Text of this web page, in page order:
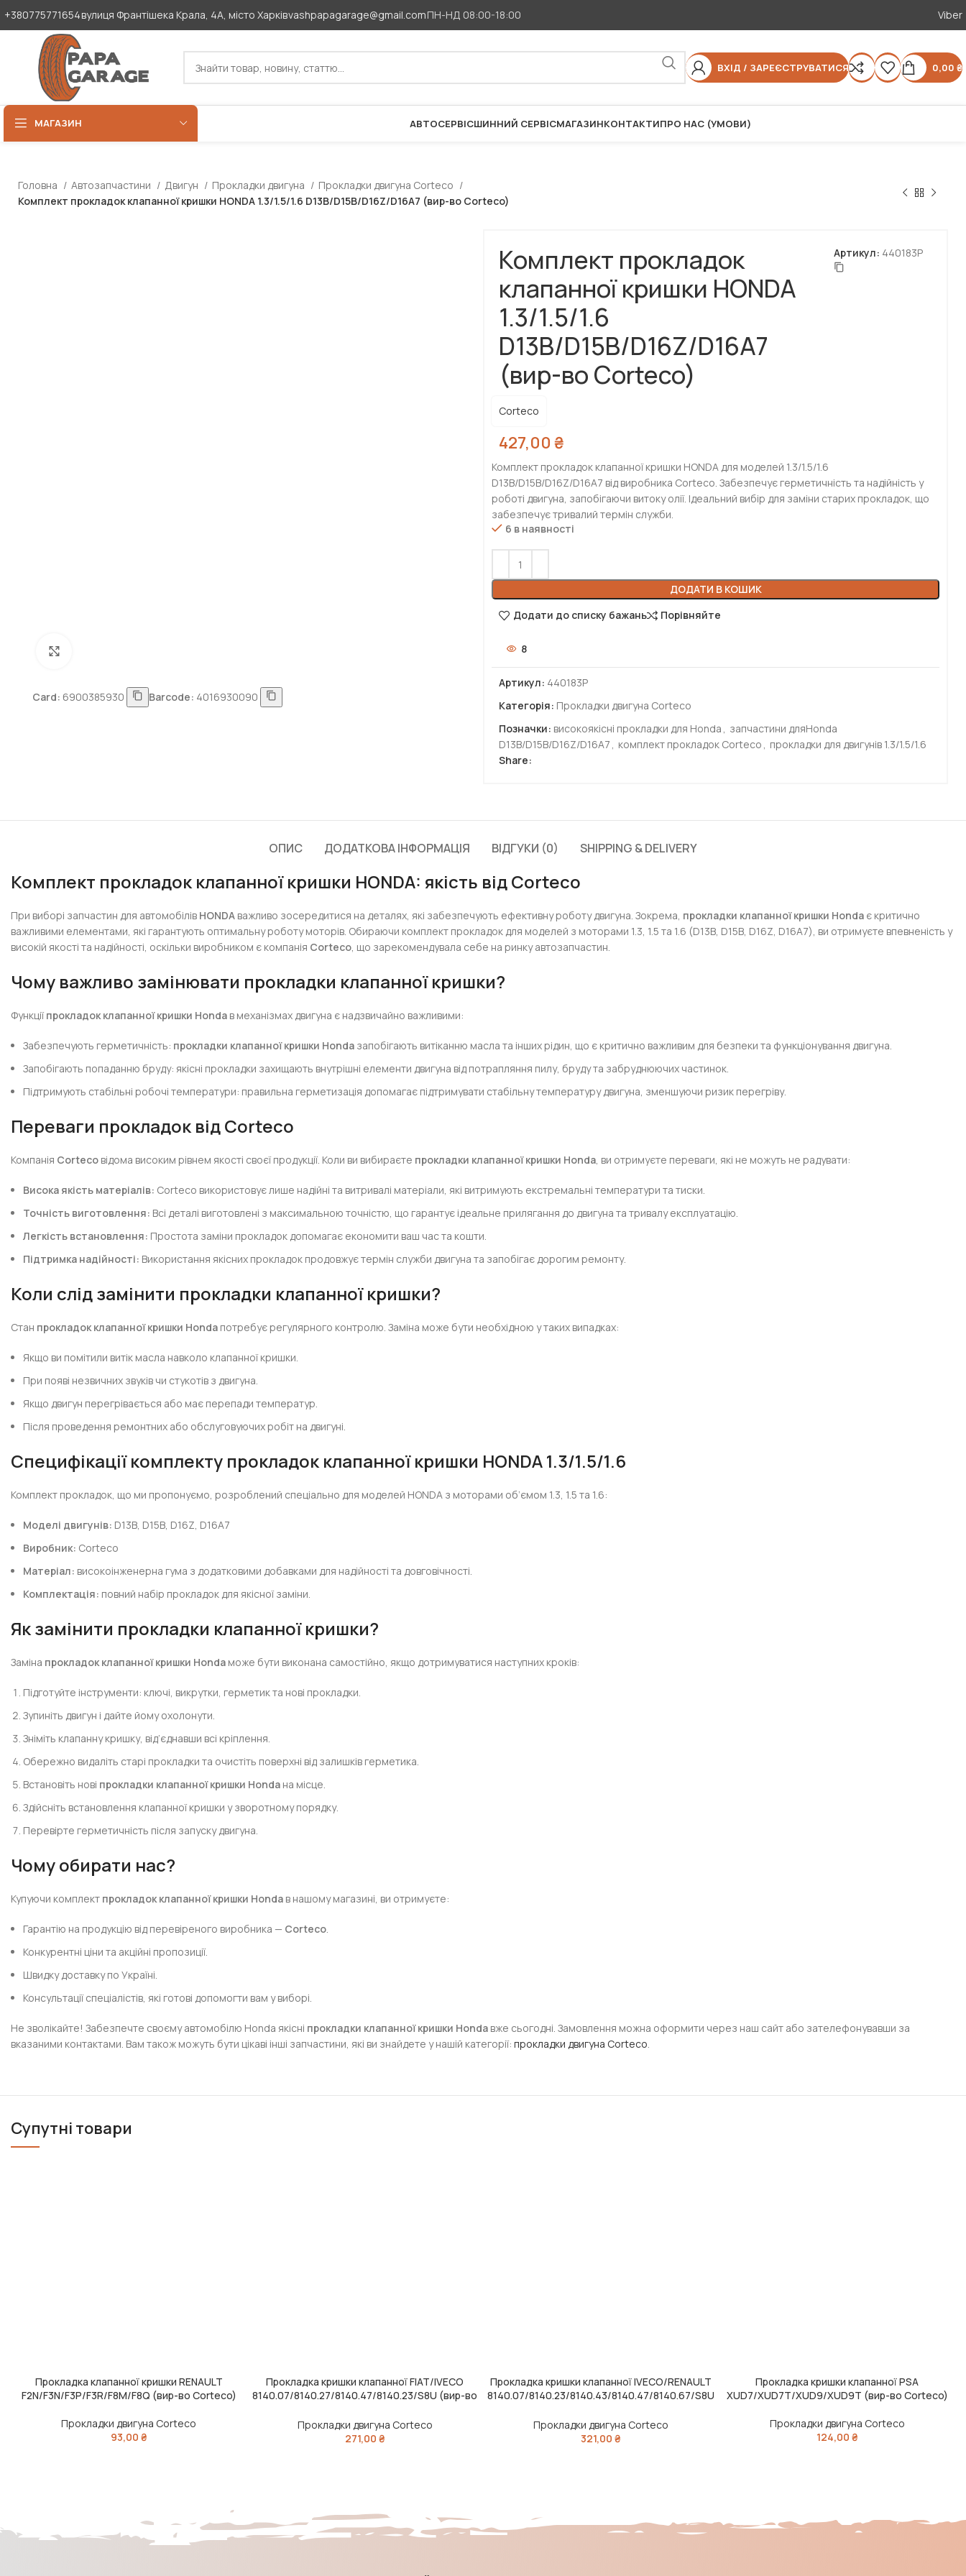
+380775771654вулиця Франтішека Крала, 4А, місто Харківvashpapagarage@gmail.comПН-НД 08:00-18:00 Viber
ВХІД / ЗАРЕЄСТРУВАТИСЯ 0,00 ₴
МАГАЗИН АВТОСЕРВІСШИННИЙ СЕРВІСМАГАЗИНКОНТАКТИПРО НАС (УМОВИ)
Головна Автозапчастини Двигун Прокладки двигуна
Прокладки двигуна Corteco
Комплект прокладок клапанної кришки HONDA 1.3/1.5/1.6 D13B/D15B/D16Z/D16A7 (вир-во Corteco)
Card: 6900385930 Barcode: 4016930090
Комплект прокладок
клапанної кришки HONDA
1.3/1.5/1.6
D13B/D15B/D16Z/D16A7
(вир-во Corteco)
Артикул: 440183P
Corteco
427,00 ₴
Комплект прокладок клапанної кришки HONDA для моделей 1.3/1.5/1.6
D13B/D15B/D16Z/D16A7 від виробника Corteco. Забезпечує герметичність та надійність у
роботі двигуна, запобігаючи витоку олії. Ідеальний вибір для заміни старих прокладок, що
забезпечує тривалий термін служби.
6 в наявності
ДОДАТИ В КОШИК
Додати до списку бажань
Порівняйте
8
Артикул: 440183P
Категорія: Прокладки двигуна Corteco
Позначки: високоякісні прокладки для Honda , запчастини дляHonda
D13B/D15B/D16Z/D16A7 , комплект прокладок Corteco , прокладки для двигунів 1.3/1.5/1.6
Share:
ОПИС ДОДАТКОВА ІНФОРМАЦІЯ ВІДГУКИ (0) SHIPPING & DELIVERY
Комплект прокладок клапанної кришки HONDA: якість від Corteco
При виборі запчастин для автомобілів HONDA важливо зосередитися на деталях, які забезпечують ефективну роботу двигуна. Зокрема, прокладки клапанної кришки Honda є критично
важливими елементами, які гарантують оптимальну роботу моторів. Обираючи комплект прокладок для моделей з моторами 1.3, 1.5 та 1.6 (D13B, D15B, D16Z, D16A7), ви отримуєте впевненість у
високій якості та надійності, оскільки виробником є компанія Corteco, що зарекомендувала себе на ринку автозапчастин.
Чому важливо замінювати прокладки клапанної кришки?
Функції прокладок клапанної кришки Honda в механізмах двигуна є надзвичайно важливими:
Забезпечують герметичність: прокладки клапанної кришки Honda запобігають витіканню масла та інших рідин, що є критично важливим для безпеки та функціонування двигуна.
Запобігають попаданню бруду: якісні прокладки захищають внутрішні елементи двигуна від потрапляння пилу, бруду та забруднюючих частинок.
Підтримують стабільні робочі температури: правильна герметизація допомагає підтримувати стабільну температуру двигуна, зменшуючи ризик перегріву.
Переваги прокладок від Corteco
Компанія Corteco відома високим рівнем якості своєї продукції. Коли ви вибираєте прокладки клапанної кришки Honda, ви отримуєте переваги, які не можуть не радувати:
Висока якість матеріалів: Corteco використовує лише надійні та витривалі матеріали, які витримують екстремальні температури та тиски.
Точність виготовлення: Всі деталі виготовлені з максимальною точністю, що гарантує ідеальне прилягання до двигуна та тривалу експлуатацію.
Легкість встановлення: Простота заміни прокладок допомагає економити ваш час та кошти.
Підтримка надійності: Використання якісних прокладок продовжує термін служби двигуна та запобігає дорогим ремонту.
Коли слід замінити прокладки клапанної кришки?
Стан прокладок клапанної кришки Honda потребує регулярного контролю. Заміна може бути необхідною у таких випадках:
Якщо ви помітили витік масла навколо клапанної кришки.
При появі незвичних звуків чи стукотів з двигуна.
Якщо двигун перегрівається або має перепади температур.
Після проведення ремонтних або обслуговуючих робіт на двигуні.
Специфікації комплекту прокладок клапанної кришки HONDA 1.3/1.5/1.6
Комплект прокладок, що ми пропонуємо, розроблений спеціально для моделей HONDA з моторами об’ємом 1.3, 1.5 та 1.6:
Моделі двигунів: D13B, D15B, D16Z, D16A7
Виробник: Corteco
Матеріал: високоінженерна гума з додатковими добавками для надійності та довговічності.
Комплектація: повний набір прокладок для якісної заміни.
Як замінити прокладки клапанної кришки?
Заміна прокладок клапанної кришки Honda може бути виконана самостійно, якщо дотримуватися наступних кроків:
Підготуйте інструменти: ключі, викрутки, герметик та нові прокладки.
Зупиніть двигун і дайте йому охолонути.
Зніміть клапанну кришку, від’єднавши всі кріплення.
Обережно видаліть старі прокладки та очистіть поверхні від залишків герметика.
Встановіть нові прокладки клапанної кришки Honda на місце.
Здійсніть встановлення клапанної кришки у зворотному порядку.
Перевірте герметичність після запуску двигуна.
Чому обирати нас?
Купуючи комплект прокладок клапанної кришки Honda в нашому магазині, ви отримуєте:
Гарантію на продукцію від перевіреного виробника — Corteco.
Конкурентні ціни та акційні пропозиції.
Швидку доставку по Україні.
Консультації спеціалістів, які готові допомогти вам у виборі.
Не зволікайте! Забезпечте своєму автомобілю Honda якісні прокладки клапанної кришки Honda вже сьогодні. Замовлення можна оформити через наш сайт або зателефонувавши за
вказаними контактами. Вам також можуть бути цікаві інші запчастини, які ви знайдете у нашій категорії:прокладки двигуна Corteco.
Супутні товари
ДОДАТИ В КОШИК
Прокладка клапанної кришки RENAULT
F2N/F3N/F3P/F3R/F8M/F8Q (вир-во Corteco)
Прокладки двигуна Corteco
93,00 ₴
ДОДАТИ В КОШИК
Прокладка кришки клапанної FIAT/IVECO
8140.07/8140.27/8140.47/8140.23/S8U (вир-во
Прокладки двигуна Corteco
271,00 ₴
ДОДАТИ В КОШИК
Прокладка кришки клапанної IVECO/RENAULT
8140.07/8140.23/8140.43/8140.47/8140.67/S8U
Прокладки двигуна Corteco
321,00₴
ДОДАТИ В КОШИК
Прокладка кришки клапанної PSA
XUD7/XUD7T/XUD9/XUD9T (вир-во Corteco)
Прокладки двигуна Corteco
124,00 ₴